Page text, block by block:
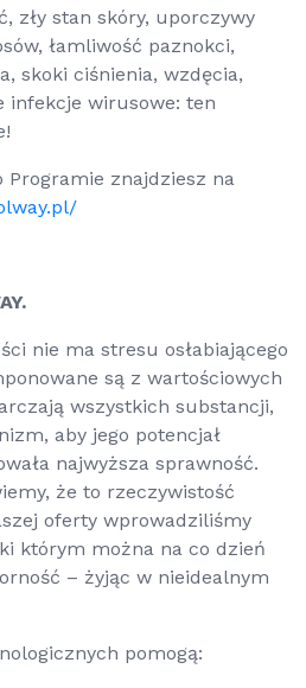
zły stan skóry, uporczywy
łamliwość paznokci,
skoki ciśnienia, wzdęcia,
infekcje wirusowe: ten
Programie znajdziesz na
nie ma stresu osłabiającego
są z wartościowych
wszystkich substancji,
aby jego potencjał
najwyższa sprawność.
że to rzeczywistość
oferty wprowadziliśmy
którym można na co dzień
– żyjąc w nieidealnym
pomogą: